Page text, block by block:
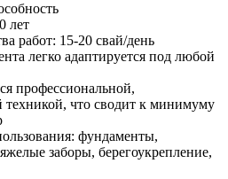
лет
работ: 15-20 свай/день
легко адаптируется под любой
профессиональной,
техникой, что сводит к минимуму
фундаменты,
заборы, берегоукрепление,